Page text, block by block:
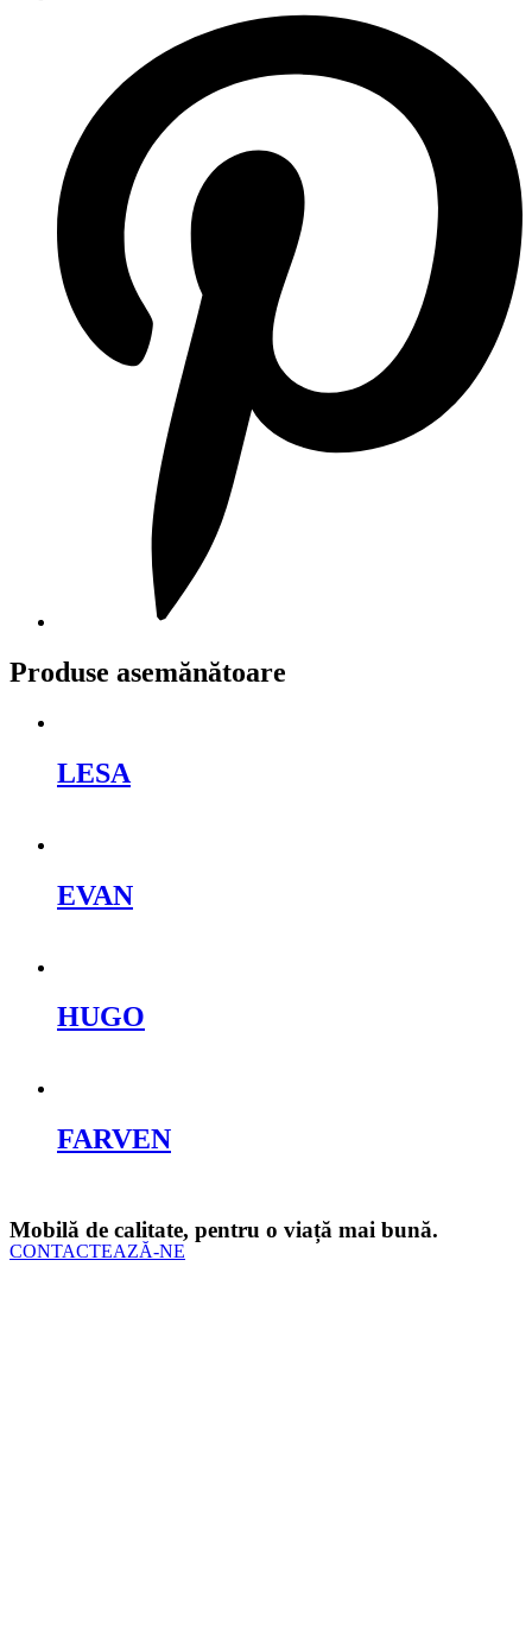
Produse asemănătoare
LESA
EVAN
HUGO
FARVEN
Mobilă de calitate, pentru o viață mai bună.
CONTACTEAZĂ-NE